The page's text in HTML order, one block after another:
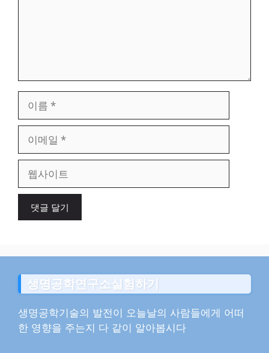
일
이
생명공학연구소실험하기
생명공학기술의 발전이 오늘날의 사람들에게 어떠
한 영향을 주는지 다 같이 알아봅시다